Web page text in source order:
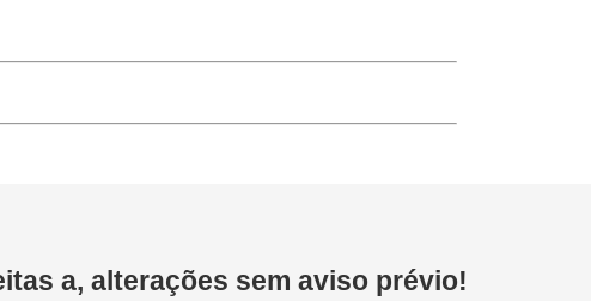
a, alterações sem aviso prévio!